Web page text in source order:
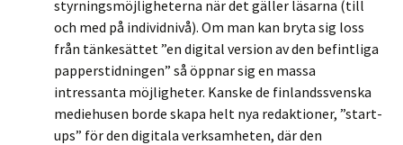
styrningsmöjligheterna när det gäller läsarna (till
och med på individnivå). Om man kan bryta sig loss
från tänkesättet ”en digital version av den befintliga
papperstidningen” så öppnar sig en massa
intressanta möjligheter. Kanske de finlandssvenska
mediehusen borde skapa helt nya redaktioner, ”start-
ups” för den digitala verksamheten, där den